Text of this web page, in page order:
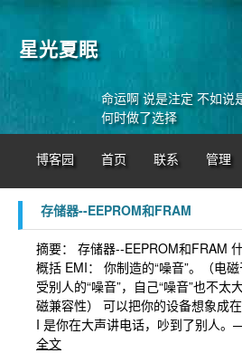
星光夏眠
命运啊 说是注定 不如说
何时做了选择
博客园 首页 联系 管理
存储器--EEPROM和FRAM
摘要： 存储器--EEPROM和FRAM
概括 EMI：​ 你制造的“噪音”。（电
受别人的“噪音”，自己“噪音”也不太
磁兼容性） 可以把你的设备想象成
I​ 是你在大声讲电话，吵到了别人
全文